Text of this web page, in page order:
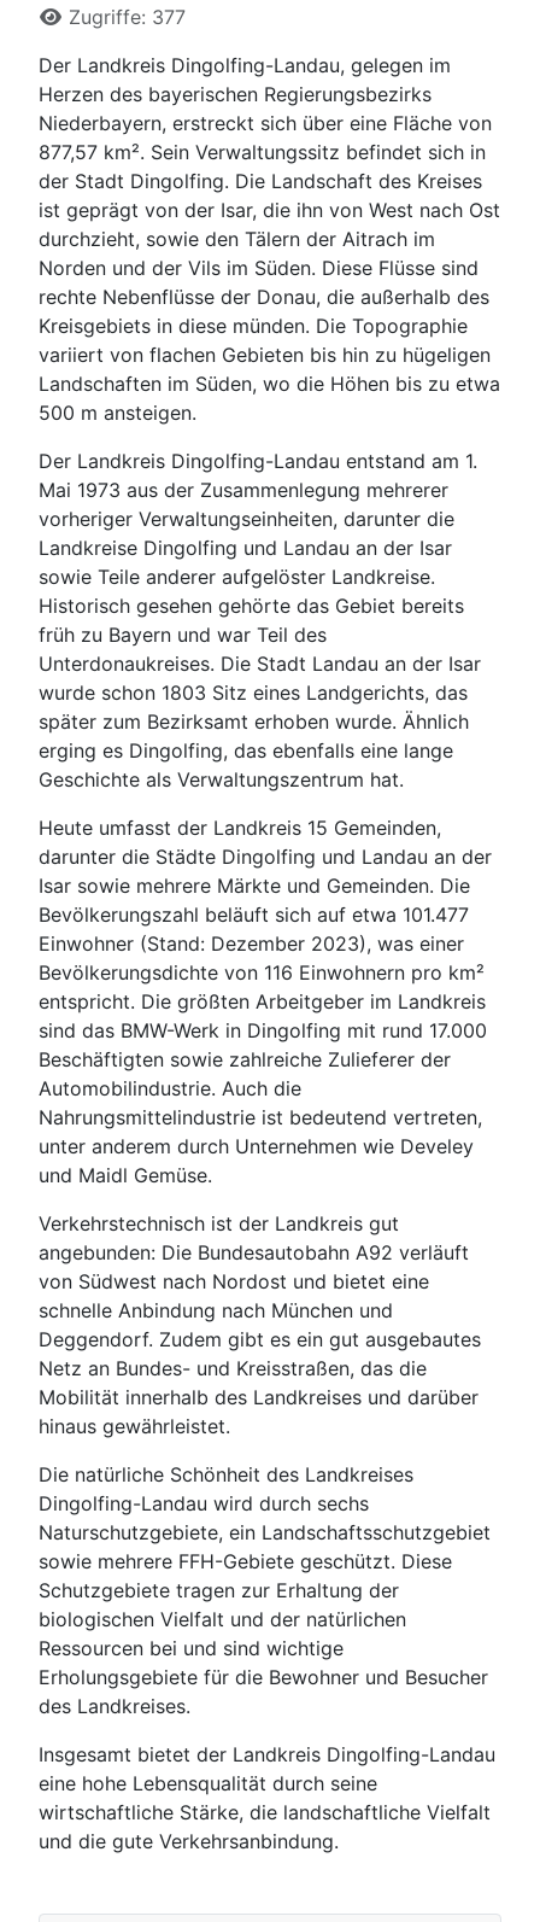
Zugriffe: 377
Der Landkreis Dingolfing-Landau, gelegen im
Herzen des bayerischen Regierungsbezirks
Niederbayern, erstreckt sich über eine Fläche von
877,57 km². Sein Verwaltungssitz befindet sich in
der Stadt Dingolfing. Die Landschaft des Kreises
ist geprägt von der Isar, die ihn von West nach Ost
durchzieht, sowie den Tälern der Aitrach im
Norden und der Vils im Süden. Diese Flüsse sind
rechte Nebenflüsse der Donau, die außerhalb des
Kreisgebiets in diese münden. Die Topographie
variiert von flachen Gebieten bis hin zu hügeligen
Landschaften im Süden, wo die Höhen bis zu etwa
500 m ansteigen.
Der Landkreis Dingolfing-Landau entstand am 1.
Mai 1973 aus der Zusammenlegung mehrerer
vorheriger Verwaltungseinheiten, darunter die
Landkreise Dingolfing und Landau an der Isar
sowie Teile anderer aufgelöster Landkreise.
Historisch gesehen gehörte das Gebiet bereits
früh zu Bayern und war Teil des
Unterdonaukreises. Die Stadt Landau an der Isar
wurde schon 1803 Sitz eines Landgerichts, das
später zum Bezirksamt erhoben wurde. Ähnlich
erging es Dingolfing, das ebenfalls eine lange
Geschichte als Verwaltungszentrum hat.
Heute umfasst der Landkreis 15 Gemeinden,
darunter die Städte Dingolfing und Landau an der
Isar sowie mehrere Märkte und Gemeinden. Die
Bevölkerungszahl beläuft sich auf etwa 101.477
Einwohner (Stand: Dezember 2023), was einer
Bevölkerungsdichte von 116 Einwohnern pro km²
entspricht. Die größten Arbeitgeber im Landkreis
sind das BMW-Werk in Dingolfing mit rund 17.000
Beschäftigten sowie zahlreiche Zulieferer der
Automobilindustrie. Auch die
Nahrungsmittelindustrie ist bedeutend vertreten,
unter anderem durch Unternehmen wie Develey
und Maidl Gemüse.
Verkehrstechnisch ist der Landkreis gut
angebunden: Die Bundesautobahn A92 verläuft
von Südwest nach Nordost und bietet eine
schnelle Anbindung nach München und
Deggendorf. Zudem gibt es ein gut ausgebautes
Netz an Bundes- und Kreisstraßen, das die
Mobilität innerhalb des Landkreises und darüber
hinaus gewährleistet.
Die natürliche Schönheit des Landkreises
Dingolfing-Landau wird durch sechs
Naturschutzgebiete, ein Landschaftsschutzgebiet
sowie mehrere FFH-Gebiete geschützt. Diese
Schutzgebiete tragen zur Erhaltung der
biologischen Vielfalt und der natürlichen
Ressourcen bei und sind wichtige
Erholungsgebiete für die Bewohner und Besucher
des Landkreises.
Insgesamt bietet der Landkreis Dingolfing-Landau
eine hohe Lebensqualität durch seine
wirtschaftliche Stärke, die landschaftliche Vielfalt
und die gute Verkehrsanbindung.